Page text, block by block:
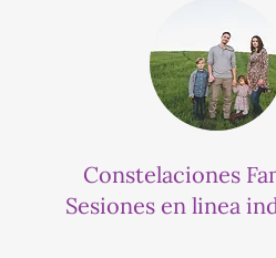
Constelaciones
Sesiones en linea